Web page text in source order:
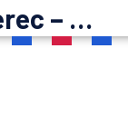
Inspirace Liberec – psychoterapie